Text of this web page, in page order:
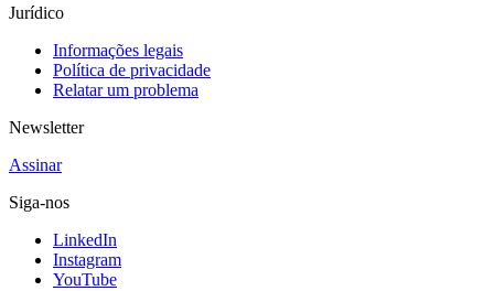
Jurídico
Informações legais
Política de privacidade
Relatar um problema
Newsletter
Assinar
Siga-nos
LinkedIn
Instagram
YouTube